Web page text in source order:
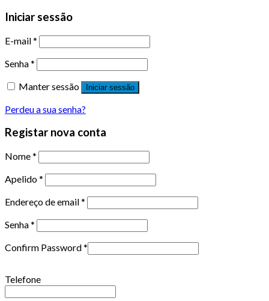
Iniciar sessão
E-mail*
Senha*
Manter sessão
Iniciar sessão
Perdeu a sua senha?
Registar nova conta
Nome*
Apelido*
Endereço de email*
Senha*
Confirm Password*
Telefone